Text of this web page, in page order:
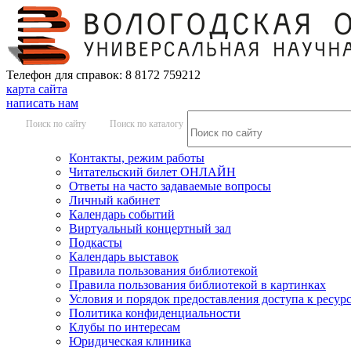
Телефон для справок: 8 8172 759212
карта сайта
написать нам
Поиск по сайту Поиск по каталогу
Контакты, режим работы
Читательский билет ОНЛАЙН
Ответы на часто задаваемые вопросы
Личный кабинет
Календарь событий
Виртуальный концертный зал
Подкасты
Календарь выставок
Правила пользования библиотекой
Правила пользования библиотекой в картинках
Условия и порядок предоставления доступа к
Политика конфиденциальности
Клубы по интересам
Юридическая клиника